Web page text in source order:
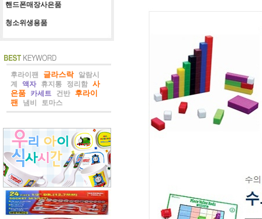
핸드폰매장사은품
청소위생용품
후라이팬 글라스락
알람시
계
액자 휴지통 정리함
사
은품
카세트 건반
후라이
팬
냄비 토마스